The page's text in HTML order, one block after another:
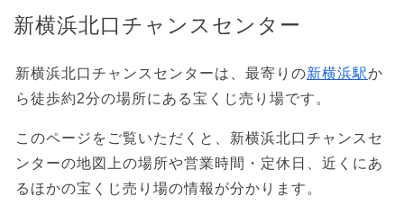
新横浜北口チャンスセンター
新横浜北口チャンスセンターは、最寄りの新横浜駅か
ら徒歩約2分の場所にある宝くじ売り場です。
このページをご覧いただくと、新横浜北口チャンスセ
ンターの地図上の場所や営業時間・定休日、近くにあ
るほかの宝くじ売り場の情報が分かります。